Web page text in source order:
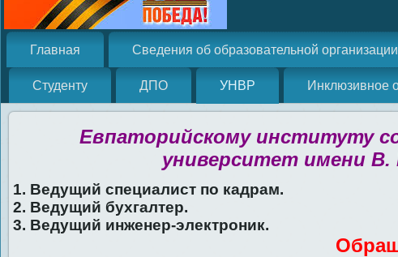
Главная Сведения об образовательной организации
Студенту ДПО УНВР Инклюзивное
Евпаторийскому институту
университет имени
1. Ведущий специалист по кадрам.
2. Ведущий бухгалтер.
3. Ведущий инженер-электроник.